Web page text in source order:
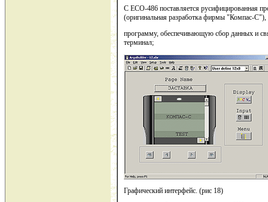
С ECO-486 поставляется русифицированная
(оригинальная разработка фирмы "Компас-
программу, обеспечивающую сбор данных и
терминал;
Графический интерфейс. (рис 18)